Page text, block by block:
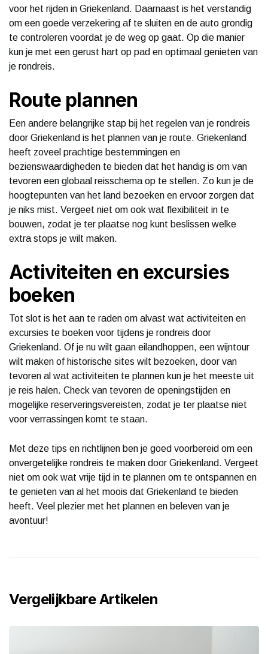
voor het rijden in Griekenland. Daarnaast is het verstandig
om een goede verzekering af te sluiten en de auto grondig
te controleren voordat je de weg op gaat. Op die manier
kun je met een gerust hart op pad en optimaal genieten van
je rondreis.
Route plannen
Een andere belangrijke stap bij het regelen van je rondreis
door Griekenland is het plannen van je route. Griekenland
heeft zoveel prachtige bestemmingen en
bezienswaardigheden te bieden dat het handig is om van
tevoren een globaal reisschema op te stellen. Zo kun je de
hoogtepunten van het land bezoeken en ervoor zorgen dat
je niks mist. Vergeet niet om ook wat flexibiliteit in te
bouwen, zodat je ter plaatse nog kunt beslissen welke
extra stops je wilt maken.
Activiteiten en excursies
boeken
Tot slot is het aan te raden om alvast wat activiteiten en
excursies te boeken voor tijdens je rondreis door
Griekenland. Of je nu wilt gaan eilandhoppen, een wijntour
wilt maken of historische sites wilt bezoeken, door van
tevoren al wat activiteiten te plannen kun je het meeste uit
je reis halen. Check van tevoren de openingstijden en
mogelijke reserveringsvereisten, zodat je ter plaatse niet
voor verrassingen komt te staan.
Met deze tips en richtlijnen ben je goed voorbereid om een
onvergetelijke rondreis te maken door Griekenland. Vergeet
niet om ook wat vrije tijd in te plannen om te ontspannen en
te genieten van al het moois dat Griekenland te bieden
heeft. Veel plezier met het plannen en beleven van je
avontuur!
Vergelijkbare Artikelen